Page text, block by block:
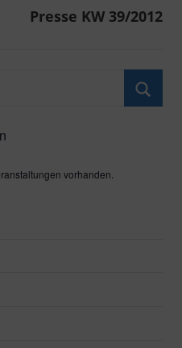
Presse KW 39/2012
vorhanden.